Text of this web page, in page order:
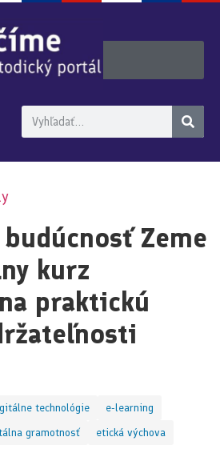
Zeme
kurz
praktickú
technológie
e-learning
gramotnosť
etická výchova